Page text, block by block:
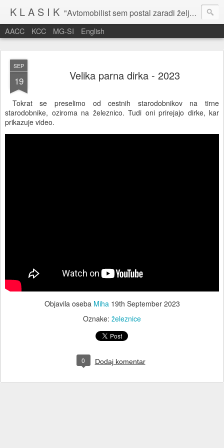
K L A S I K "Avtomobilist sem postal zaradi želje po potovanju in dejavnosti v prostem času." Baron Anton Codelli
AACC KCC MG-SI English
SEP
19 Velika parna dirka - 2023
Tokrat se preselimo od cestnih starodobnikov na tirne
starodobnike, oziroma na železnico. Tudi oni prirejajo dirke, kar
prikazuje video.
Objavila oseba Miha 19th September 2023
Oznake: železnice
0 Dodaj komentar